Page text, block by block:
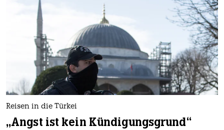
Reisen in die Türkei
„Angst ist kein Kündigungsgrund“